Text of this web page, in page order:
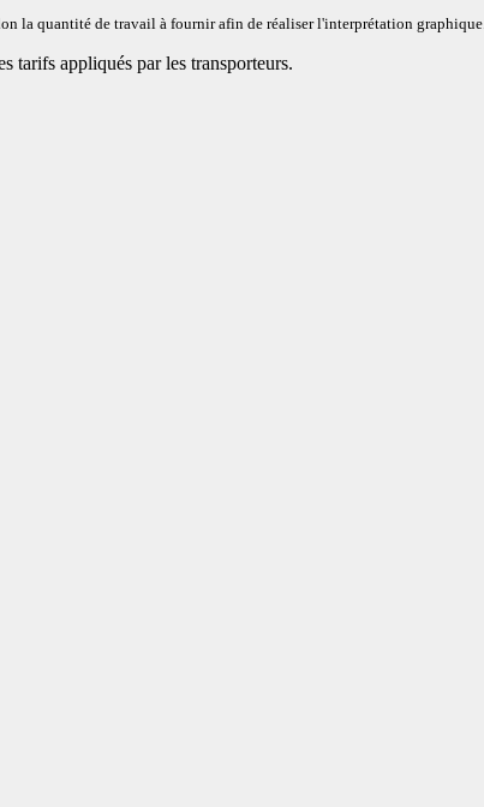
la quantité de travail à fournir afin de réaliser l'interprétation graphique.
tarifs appliqués par les transporteurs.